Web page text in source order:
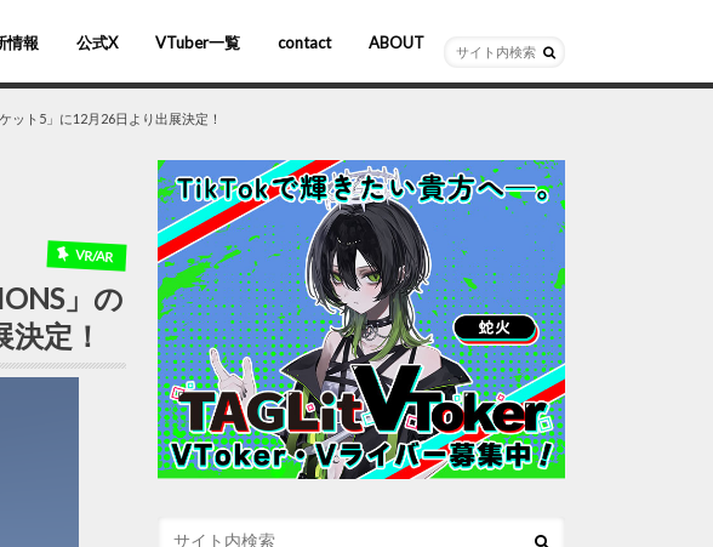
情報 公式X VTuber一覧
バーチャルYouTuber
VR/AR
ホロライブ
にじさんじ
ななしいんく
ぶいすぽっ！
contact ABOUT
ット5」に12月26日より出展決定！
VR/AR
」の
定！